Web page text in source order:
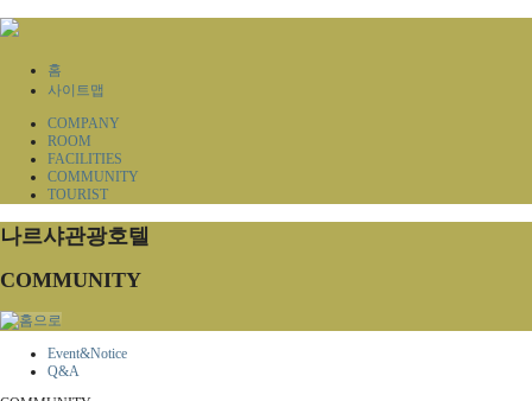
홈
사이트맵
COMPANY
ROOM
FACILITIES
COMMUNITY
TOURIST
나르샤관광호텔
COMMUNITY
Event&Notice
Q&A